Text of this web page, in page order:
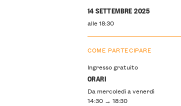
14 SETTEMBRE 2025
alle 18:30
COME PARTECIPARE
Ingresso gratuito
ORARI
Da mercoledì a venerdì
14:30 → 18:30